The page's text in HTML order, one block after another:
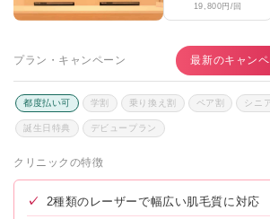
19,800円/回
プラン・キャンペーン 最新のキャン
都度払い可 学割 乗り換え割 ペア割 シニ
誕生日特典 デビュープラン
クリニックの特徴
✓ 2種類のレーザーで幅広い肌毛質に対応